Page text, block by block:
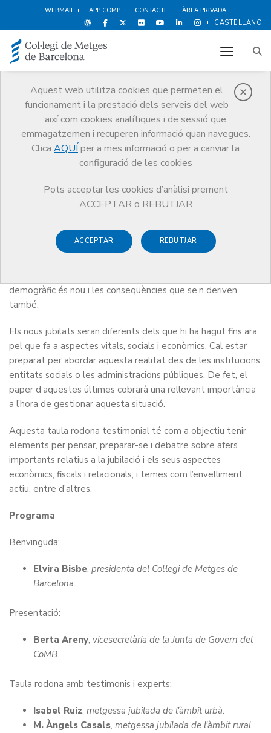
WEBMAIL APP COMB CONTACTE ÀREA PRIVADA
CASTELLANO
Aquest web utilitza cookies que permeten el
funcionament i la prestació dels serveis del web
així com cookies analítiques i de sessió que
emmagatzemen i recuperen informació quan navegues.
Clica AQUÍ per a mes informació o per a canviar la
configuració de les cookies
Pots acceptar les cookies d’anàlisi prement
ACCEPTAR o REBUTJAR
ACCEPTAR REBUTJAR
toggle
Agenda
Agenda
Taula rodona: Els metges fills del 'baby boom' es jubilen
del 'baby boom' es jubilen
demogràfic és nou i les conseqüències que se’n deriven,
també.
Els nous jubilats seran diferents dels que hi ha hagut fins ara
pel que fa a aspectes vitals, socials i econòmics. Cal estar
preparat per abordar aquesta realitat des de les institucions,
entitats socials o les administracions públiques. De fet, el
paper d’aquestes últimes cobrarà una rellevant importància
a l’hora de gestionar aquesta situació.
Aquesta taula rodona testimonial té com a objectiu tenir
elements per pensar, preparar-se i debatre sobre afers
importants relatius a la jubilació i els seus aspectes
econòmics, fiscals i relacionals, i temes com l’envelliment
actiu, entre d’altres.
Programa
Benvinguda:
Elvira Bisbe, presidenta del Col·legi de Metges de
Barcelona.
Presentació:
Berta Areny, vicesecretària de la Junta de Govern del
CoMB.
Taula rodona amb testimonis i experts:
Isabel Ruiz, metgessa jubilada de l'àmbit urbà.
M. Àngels Casals, metgessa jubilada de l'àmbit rural